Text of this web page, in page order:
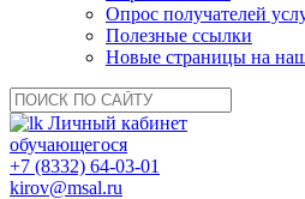
Опрос получателей
Полезные ссылки
Новые страницы на
Личный кабинет
обучающегося
+7 (8332) 64-03-01
kirov@msal.ru